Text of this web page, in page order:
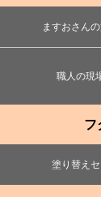
ますおさん
職人の現
フ
塗り替え